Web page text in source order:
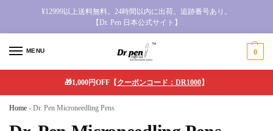
¥12999以上送料無料。24時間以内に出荷。追跡番号あり。
【Dr. Pen 日本公式サイト】
MENU 0
🎁1,000円OFF【クーポンコード：DR1000】
Home - Dr. Pen Microneedling Pens